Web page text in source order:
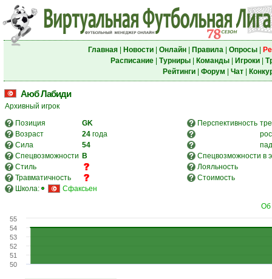
Главная| Новости| Онлайн| Правила| Опросы|
Расписание| Турниры| Команды| Игроки|
Рейтинги| Форум Чат|
Аюб Лабиди
Архивный игрок
Позиция
GK Перспективность
Возраст
24 года
Сила
54
Спецвозможности В
Спецвозможности в
Стиль
Лояльность
Травматичность
Стоимость
Школа:
Сфаксьен
Об
50
51
52
53
54
55